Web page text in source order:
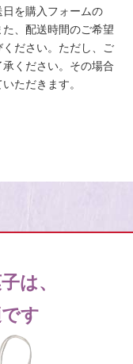
を購入フォームの
た、配送時間のご希望
ださい。ただし、ご
ください。その場合
ただきます。
は、
す